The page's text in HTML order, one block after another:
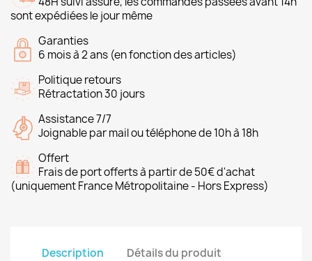
sont expédiées le jour même
Garanties
6 mois à 2 ans (en fonction des articles)
Politique retours
Rétractation 30 jours
Assistance 7/7
Joignable par mail ou téléphone de 10h à 18h
Offert
Frais de port offerts à partir de 50€ d'achat
(uniquement France Métropolitaine - Hors Express)
Description Détails du produit